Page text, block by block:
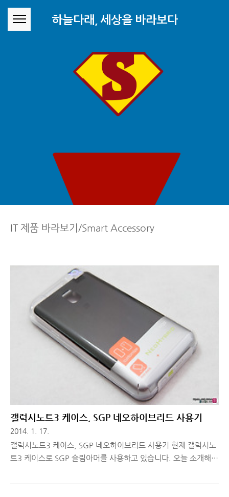
하늘다래, 세상을 바라보다
IT 제품 바라보기/Smart Accessory
갤럭시노트3 케이스, SGP 네오하이브리드 사용기
2014. 1. 17.
갤럭시노트3 케이스, SGP 네오하이브리드 사용기 현재 갤럭시노
트3 케이스로 SGP 슬림아머를 사용하고 있습니다. 오늘 소개해드